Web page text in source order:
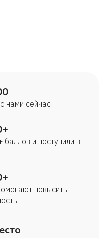
нами сейчас
и поступили в
повысить